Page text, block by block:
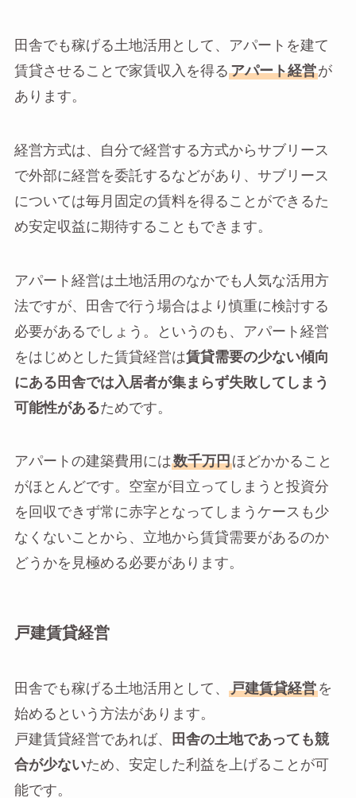
田舎でも稼げる土地活用として、アパートを建て
賃貸させることで家賃収入を得る アパート経営が
あります。
経営方式は、自分で経営する方式からサブリース
で外部に経営を委託するなどがあり、サブリース
については毎月固定の賃料を得ることができるた
め安定収益に期待することもできます。
アパート経営は土地活用のなかでも人気な活用方
法ですが、田舎で行う場合はより慎重に検討する
必要があるでしょう。というのも、アパート経営
をはじめとした賃貸経営は賃貸需要の少ない傾向
にある田舎では入居者が集まらず失敗してしまう
可能性があるためです。
アパートの建築費用には数千万円ほどかかること
がほとんどです。空室が目立ってしまうと投資分
を回収できず常に赤字となってしまうケースも少
なくないことから、立地から賃貸需要があるのか
どうかを見極める必要があります。
戸建賃貸経営
田舎でも稼げる土地活用として、 戸建賃貸経営を
始めるという方法があります。
戸建賃貸経営であれば、
田舎の土地であっても競
合が少ないため、安定した利益を上げることが可
能です。